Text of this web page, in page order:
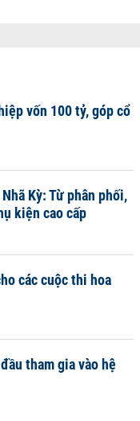
vốn 100 tỷ, góp cổ
Kỳ: Từ phân phối,
kiện cao cấp
các cuộc thi hoa
tham gia vào hệ